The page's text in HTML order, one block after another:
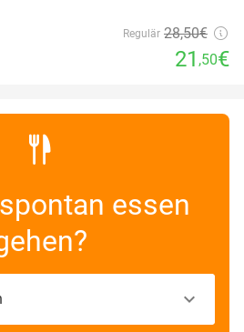
Regulär 28,50€
21 ,50€
essen